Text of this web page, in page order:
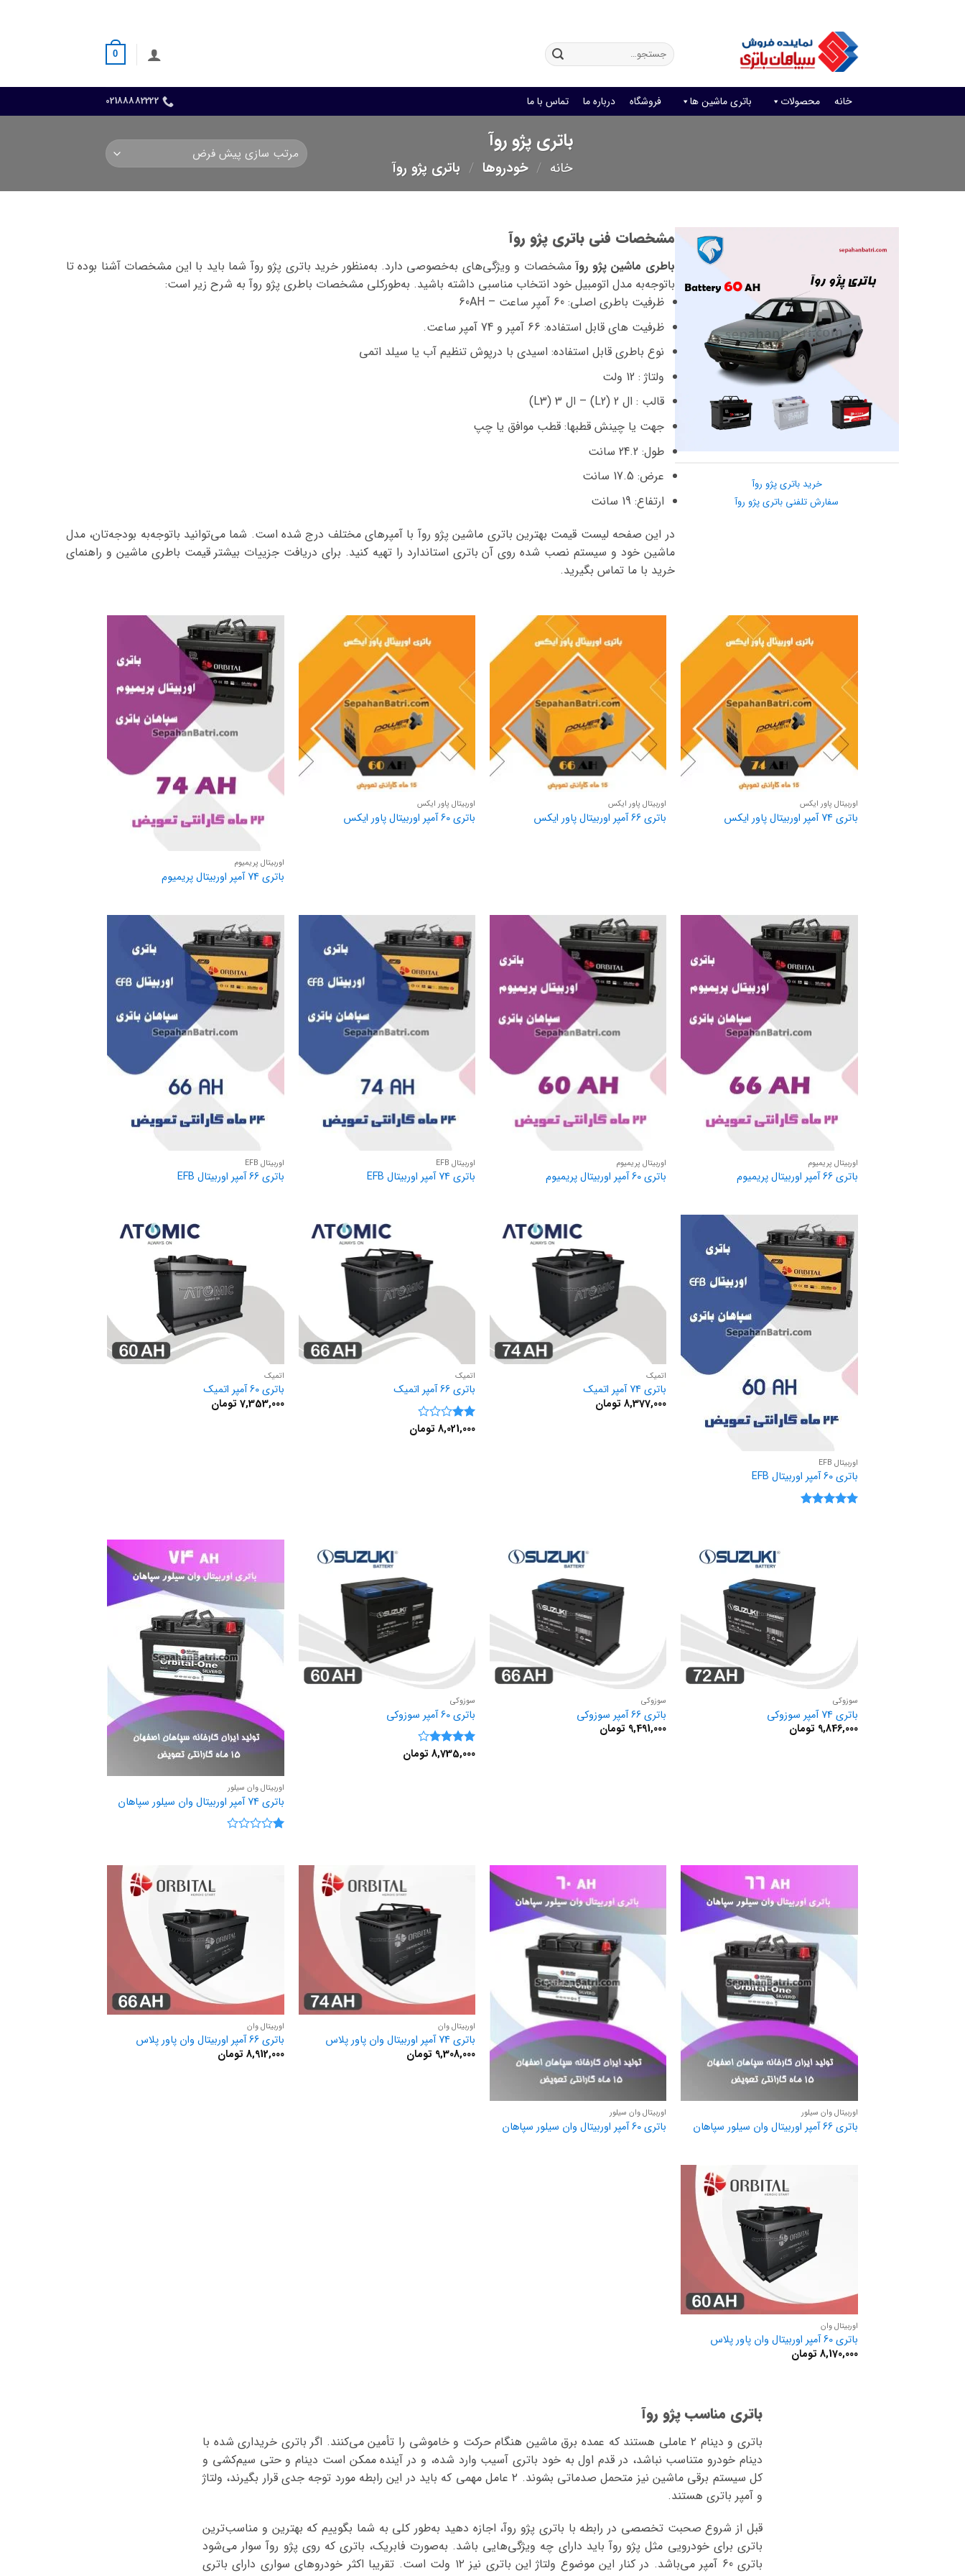
جستجو
برای:
0
خانه محصولات باتری ماشین ها فروشگاه درباره ما تماس با ما 02188882222
باتری پژو روآ
خانه / خودروها / باتری پژو روآ
خرید باتری پژو روآ
سفارش تلفنی باتری پژو روآ
مشخصات فنی باتری پژو روآ
باطری ماشین پژو روآمشخصات و ویژگی‌های به‌خصوصی دارد. به‌منظور خرید باتری پژو روآ شما باید با این مشخصات آشنا بوده تا
با‌توجه‌به مدل اتومبیل خود انتخاب مناسبی داشته باشید. به‌طورکلی مشخصات باطری پژو روآ به شرح زیر است:
ظرفیت باطری اصلی: 60 آمپر ساعت – 60AH
ظرفیت های قابل استفاده: 66 آمپر و 74 آمپر ساعت.
نوع باطری قابل استفاده: اسیدی با درپوش تنظیم آب یا سیلد اتمی
ولتاژ : 12 ولت
قالب : ال 2 (L2) – ال 3 (L3)
جهت یا چینش قطبها: قطب موافق یا چپ
طول: 24.2 سانت
عرض: 17.5 سانت
ارتفاع: 19 سانت
در این صفحه لیست قیمت بهترین باتری ماشین پژو روآ با آمپرهای مختلف درج شده است. شما می‌توانید با‌توجه‌به بودجه‌تان، مدل
ماشین خود و سیستم نصب شده روی آن باتری استاندارد را تهیه کنید. برای دریافت جزییات بیشتر قیمت باطری ماشین و راهنمای
خرید با ما تماس بگیرید.
اوربیتال پاور ایکس
باتری 74 آمپر اوربیتال پاور ایکس
اوربیتال پاور ایکس
باتری 66 آمپر اوربیتال پاور ایکس
اوربیتال پاور ایکس
باتری 60 آمپر اوربیتال پاور ایکس
اوربیتال پریمیوم
باتری 74 آمپر اوربیتال پریمیوم
اوربیتال پریمیوم
باتری 66 آمپر اوربیتال پریمیوم
اوربیتال پریمیوم
باتری 60 آمپر اوربیتال پریمیوم
اوربیتال EFB
باتری 74 آمپر اوربیتال EFB
اوربیتال EFB
باتری 66 آمپر اوربیتال EFB
اوربیتال EFB
باتری 60 آمپر اوربیتال EFB
اتمیک
باتری 74 آمپر اتمیک
8,377,000 تومان
اتمیک
باتری 66 آمپر اتمیک
نمره
8,021,000 تومان
اتمیک
باتری 60 آمپر اتمیک
7,353,000 تومان
سوزوکی
باتری 74 آمپر سوزوکی
9,846,000 تومان
سوزوکی
باتری 66 آمپر سوزوکی
9,491,000 تومان
سوزوکی
باتری 60 آمپر سوزوکی
نمره4
8,735,000 تومان
اوربیتال وان سیلور
باتری 74 آمپر اوربیتال وان سیلور سپاهان
اوربیتال وان سیلور
باتری 66 آمپر اوربیتال وان سیلور سپاهان
اوربیتال وان سیلور
باتری 60 آمپر اوربیتال وان سیلور سپاهان
اوربیتال وان
باتری 74 آمپر اوربیتال وان پاور پلاس
9,308,000 تومان
اوربیتال وان
باتری 66 آمپر اوربیتال وان پاور پلاس
8,912,000 تومان
اوربیتال وان
باتری 60 آمپر اوربیتال وان پاور پلاس
8,170,000 تومان
باتری مناسب پژو روآ
باتری و دینام ۲ عاملی هستند که عمده برق ماشین هنگام حرکت و خاموشی را تأمین می‌کنند. اگر باتری خریداری شده با
دینام خودرو متناسب نباشد، در قدم اول به خود باتری آسیب وارد شده، و در آینده ممکن است دینام و حتی سیم‌کشی و
کل سیستم برقی ماشین نیز متحمل صدماتی بشوند. ۲ عامل مهمی که باید در این رابطه مورد توجه جدی قرار بگیرند، ولتاژ
و آمپر باتری هستند.
قبل از شروع صحبت تخصصی در رابطه با باتری پژو روآ، اجازه دهید به‌طور کلی به شما بگوییم که بهترین و مناسب‌ترین
باتری برای خودرویی مثل پژو روآ باید دارای چه ویژگی‌هایی باشد. به‌صورت فابریک، باتری که روی پژو روآ سوار می‌شود
باتری 60 آمپر می‌باشد. در کنار این موضوع ولتاژ این باتری نیز ۱۲ ولت است. تقریبا اکثر خودروهای سواری دارای باتری